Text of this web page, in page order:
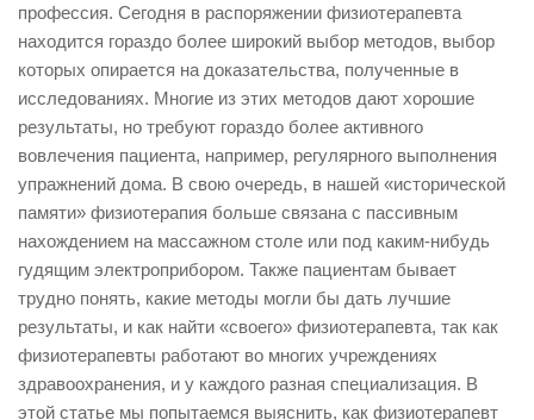
профессия. Сегодня в распоряжении физиотерапевта
находится гораздо более широкий выбор методов, выбор
которых опирается на доказательства, полученные в
исследованиях. Многие из этих методов дают хорошие
результаты, но требуют гораздо более активного
вовлечения пациента, например, регулярного выполнения
упражнений дома. В свою очередь, в нашей «исторической
памяти» физиотерапия больше связана с пассивным
нахождением на массажном столе или под каким-нибудь
гудящим электроприбором. Также пациентам бывает
трудно понять, какие методы могли бы дать лучшие
результаты, и как найти «своего» физиотерапевта, так как
физиотерапевты работают во многих учреждениях
здравоохранения, и у каждого разная специализация. В
этой статье мы попытаемся выяснить, как физиотерапевт